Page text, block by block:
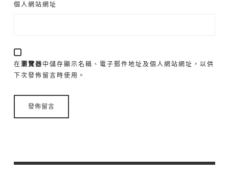
個人網站網址
在瀏覽器 中儲存顯示名稱、電子郵件地址及個人網站網址，以供
下次發佈留言時使用。